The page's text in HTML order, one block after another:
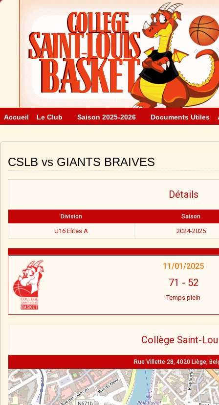
Accueil Le Club Saison 2025-2026 Documents Utiles
CSLB vs GIANTS BRAIVES
Détails
Division Saison
U16 Elites A 2024-2025
11/01/2025
71 - 52
Temps plein
Collège Saint-
Rue Villette 28, 4020 Liège,